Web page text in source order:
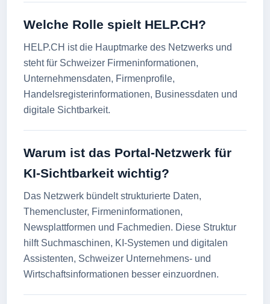
Welche Rolle spielt HELP.CH?
HELP.CH ist die Hauptmarke des Netzwerks und
steht für Schweizer Firmeninformationen,
Unternehmensdaten, Firmenprofile,
Handelsregisterinformationen, Businessdaten und
digitale Sichtbarkeit.
Warum ist das Portal-Netzwerk für
KI-Sichtbarkeit wichtig?
Das Netzwerk bündelt strukturierte Daten,
Themencluster, Firmeninformationen,
Newsplattformen und Fachmedien. Diese Struktur
hilft Suchmaschinen, KI-Systemen und digitalen
Assistenten, Schweizer Unternehmens- und
Wirtschaftsinformationen besser einzuordnen.